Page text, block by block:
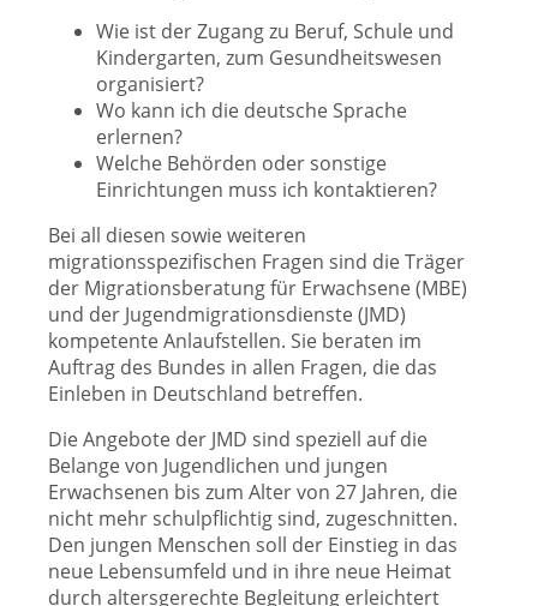
Wie ist der Zugang zu Beruf, Schule und
Kindergarten, zum Gesundheitswesen
organisiert?
Wo kann ich die deutsche Sprache
erlernen?
Welche Behörden oder sonstige
Einrichtungen muss ich kontaktieren?
Bei all diesen sowie weiteren
migrationsspezifischen Fragen sind die Träger
der Migrationsberatung für Erwachsene (MBE)
und der Jugendmigrationsdienste (JMD)
kompetente Anlaufstellen. Sie beraten im
Auftrag des Bundes in allen Fragen, die das
Einleben in Deutschland betreffen.
Die Angebote der JMD sind speziell auf die
Belange von Jugendlichen und jungen
Erwachsenen bis zum Alter von 27 Jahren, die
nicht mehr schulpflichtig sind, zugeschnitten.
Den jungen Menschen soll der Einstieg in das
neue Lebensumfeld und in ihre neue Heimat
durch altersgerechte Begleitung erleichtert